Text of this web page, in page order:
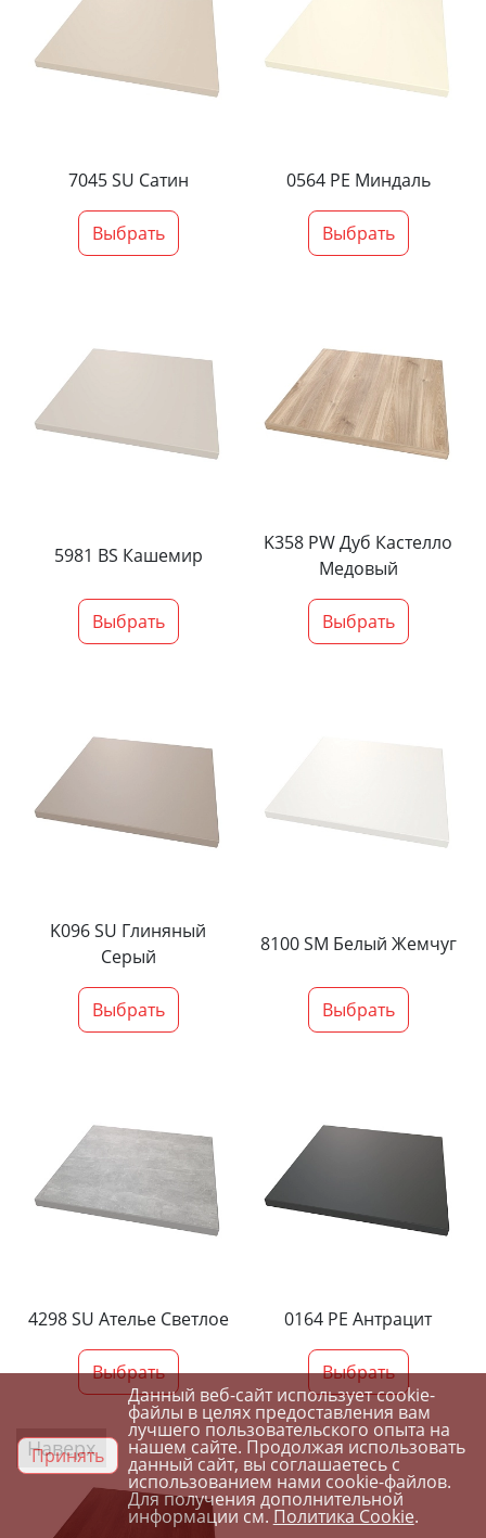
7045 SU Сатин
Выбрать
0564 PE Миндаль
Выбрать
5981 BS Кашемир
Выбрать
K358 PW Дуб Кастелло
Медовый
Выбрать
K096 SU Глиняный
Серый
Выбрать
8100 SM Белый Жемчуг
Выбрать
4298 SU Ателье Светлое
Выбрать
0164 PE Антрацит
Выбрать
Наверх
Принять
Данный веб-сайт использует cookie-
файлы в целях предоставления вам
лучшего пользовательского опыта на
нашем сайте. Продолжая использовать
данный сайт, вы соглашаетесь с
использованием нами cookie-файлов.
Для получения дополнительной
информации см.Политика Cookie.